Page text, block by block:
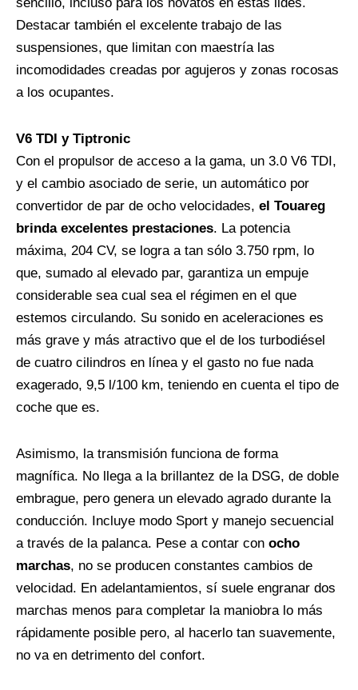
Destacar también el excelente trabajo de las
suspensiones, que limitan con maestría las
incomodidades creadas por agujeros y zonas rocosas
a los ocupantes.
V6 TDI y Tiptronic
Con el propulsor de acceso a la gama, un 3.0 V6 TDI,
y el cambio asociado de serie, un automático por
convertidor de par de ocho velocidades, el Touareg
brinda excelentes prestaciones. La potencia
máxima, 204 CV, se logra a tan sólo 3.750 rpm, lo
que, sumado al elevado par, garantiza un empuje
considerable sea cual sea el régimen en el que
estemos circulando. Su sonido en aceleraciones es
más grave y más atractivo que el de los turbodiésel
de cuatro cilindros en línea y el gasto no fue nada
exagerado, 9,5 l/100 km, teniendo en cuenta el tipo de
coche que es.
Asimismo, la transmisión funciona de forma
magnífica. No llega a la brillantez de la DSG, de doble
embrague, pero genera un elevado agrado durante la
conducción. Incluye modo Sport y manejo secuencial
a través de la palanca. Pese a contar con ocho
marchas, no se producen constantes cambios de
velocidad. En adelantamientos, sí suele engranar dos
marchas menos para completar la maniobra lo más
rápidamente posible pero, al hacerlo tan suavemente,
no va en detrimento del confort.